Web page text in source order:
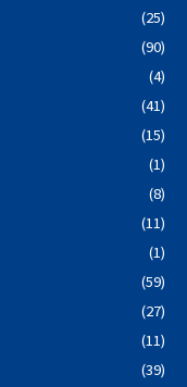
(25)
(90)
(4)
(41)
(15)
(1)
(8)
(11)
(1)
(59)
(27)
(11)
(39)